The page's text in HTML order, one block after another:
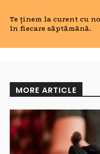
Te ținem la curent cu
în fiecare săptămână.
MORE ARTICLE